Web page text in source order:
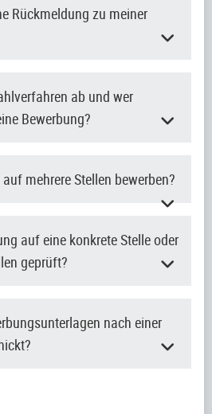
Rückmeldung zu meiner
ab und wer
Bewerbung?
mehrere Stellen bewerben?
auf eine konkrete Stelle oder
geprüft?
nach einer